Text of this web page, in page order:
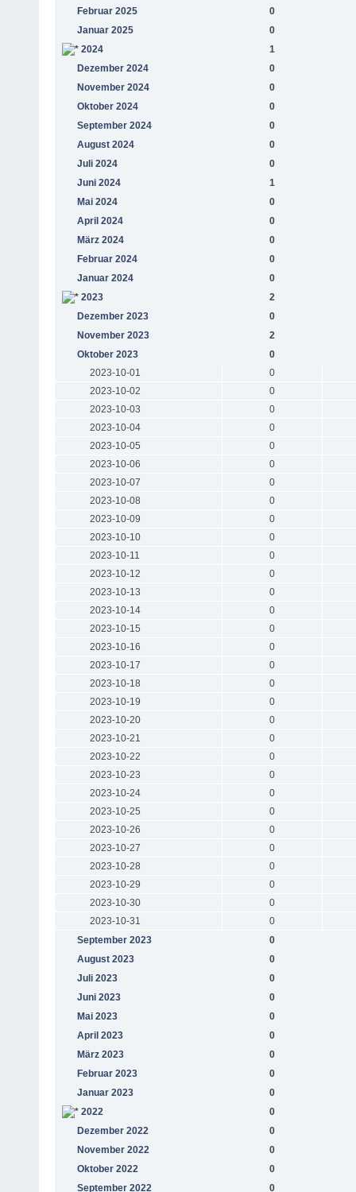
Februar 2025
0
Januar 2025
0
2024
1
Dezember 2024
0
November 2024
0
Oktober 2024
0
September 2024
0
August 2024
0
Juli 2024
0
Juni 2024
1
Mai 2024
0
April 2024
0
März 2024
0
Februar 2024
0
Januar 2024
0
2023
2
Dezember 2023
0
November 2023
2
Oktober 2023
0
2023-10-01
0
2023-10-02
0
2023-10-03
0
2023-10-04
0
2023-10-05
0
2023-10-06
0
2023-10-07
0
2023-10-08
0
2023-10-09
0
2023-10-10
0
2023-10-11
0
2023-10-12
0
2023-10-13
0
2023-10-14
0
2023-10-15
0
2023-10-16
0
2023-10-17
0
2023-10-18
0
2023-10-19
0
2023-10-20
0
2023-10-21
0
2023-10-22
0
2023-10-23
0
2023-10-24
0
2023-10-25
0
2023-10-26
0
2023-10-27
0
2023-10-28
0
2023-10-29
0
2023-10-30
0
2023-10-31
0
September 2023
0
August 2023
0
Juli 2023
0
Juni 2023
0
Mai 2023
0
April 2023
0
März 2023
0
Februar 2023
0
Januar 2023
0
2022
0
Dezember 2022
0
November 2022
0
Oktober 2022
0
September 2022
0